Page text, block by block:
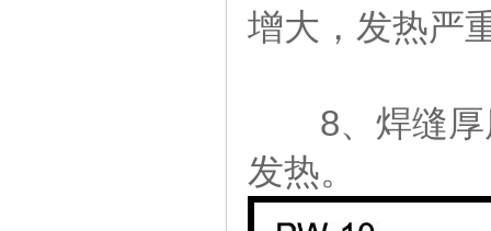
增大，发热严
8、焊缝厚
发热。